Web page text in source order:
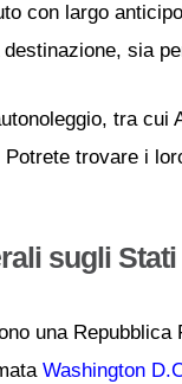
con largo
sia
tra
trovare i
sugli
una
Washington